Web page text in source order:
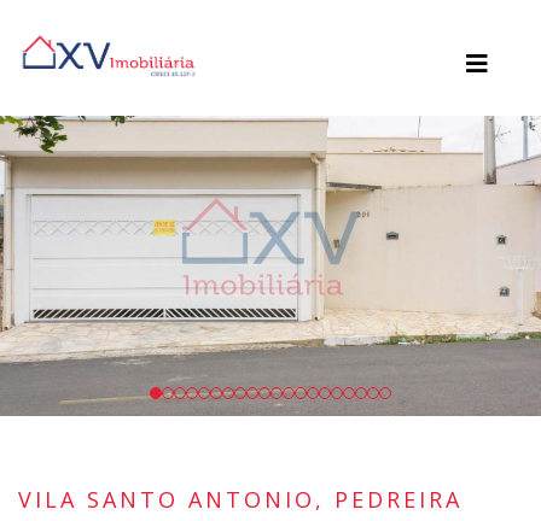
VILA SANTO ANTONIO, PEDREIRA